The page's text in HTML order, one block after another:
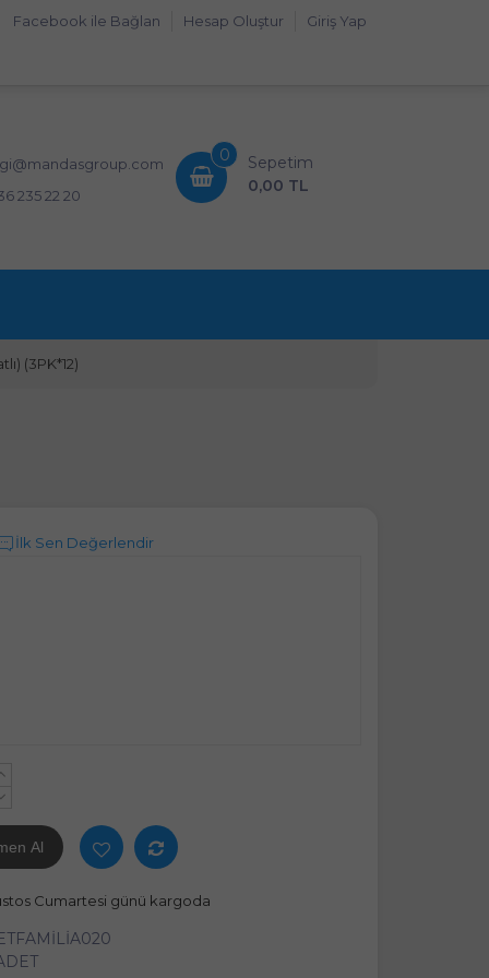
Giriş Yap
Hesap Oluştur
Facebook ile Bağlan
235 22 20
0
Sepetim
0,00 TL
(3PK*12)
İlk Sen Değerlendir
Al
Cumartesi günü kargoda